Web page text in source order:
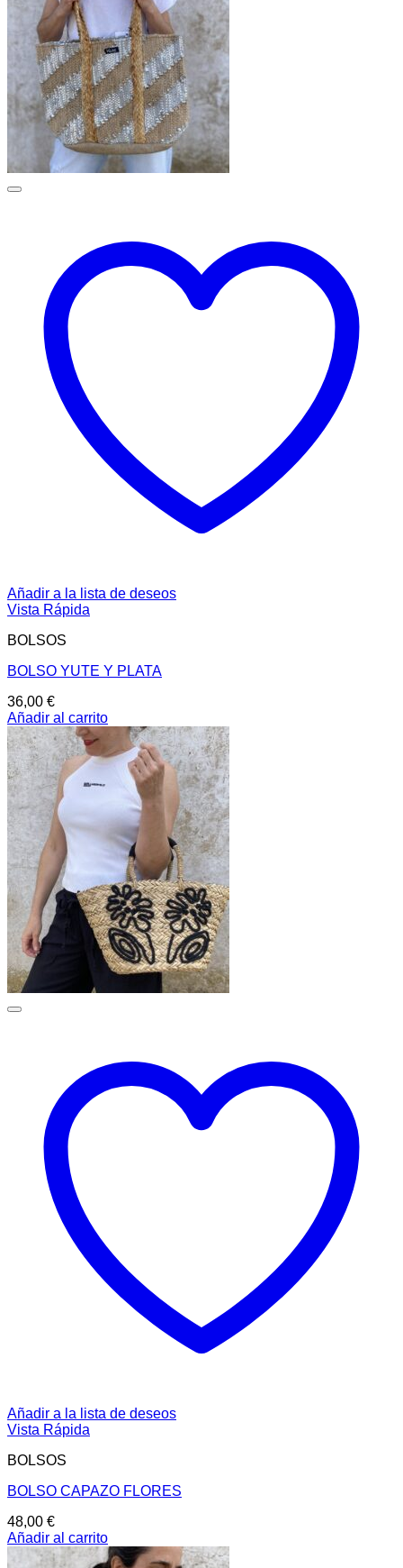
Añadir a la lista de deseos
Vista Rápida
BOLSOS
BOLSO YUTE Y PLATA
36,00 €
Añadir al carrito
Añadir a la lista de deseos
Vista Rápida
BOLSOS
BOLSO CAPAZO FLORES
48,00 €
Añadir al carrito